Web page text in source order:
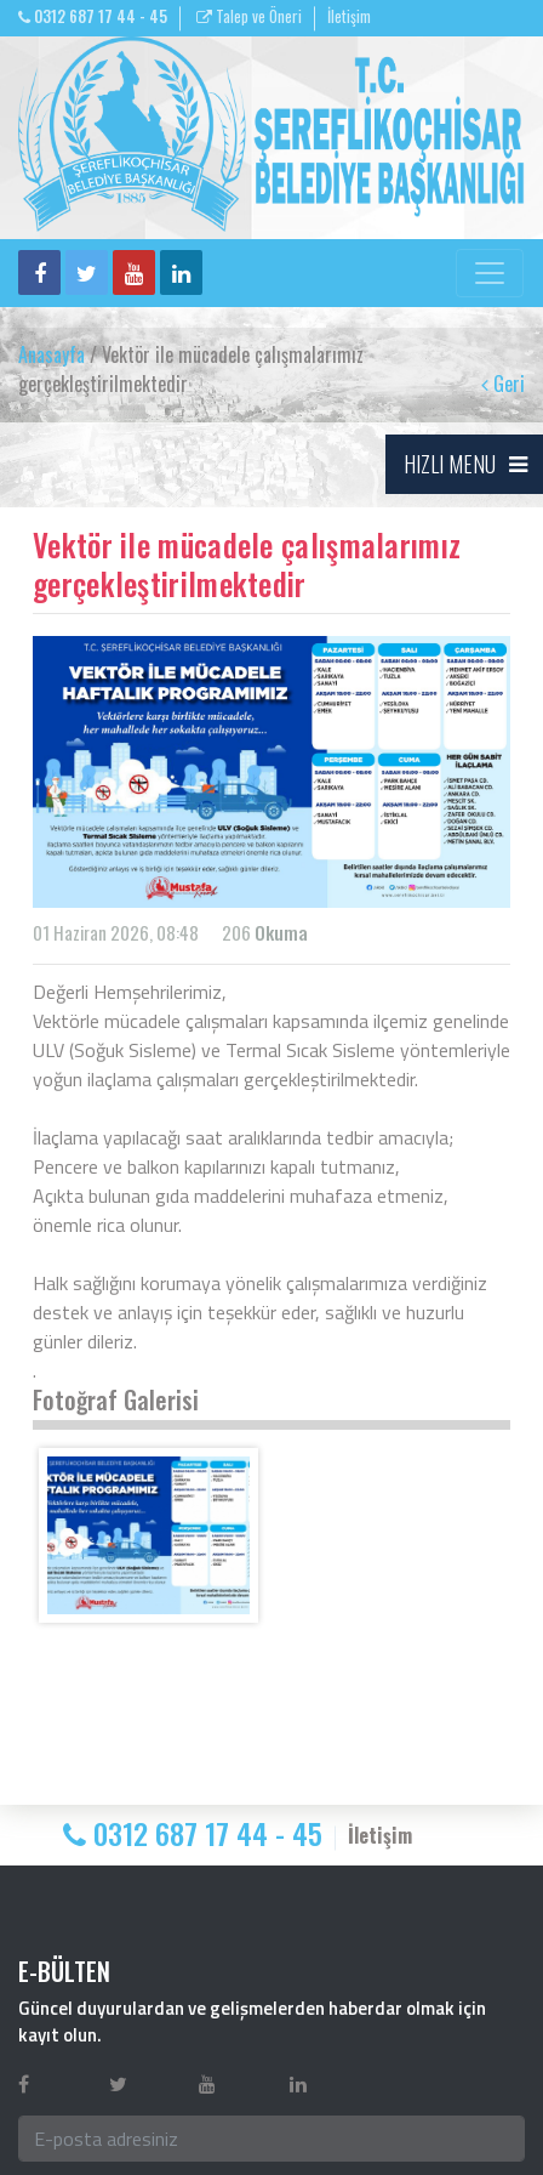
0312 687 17 44 - 45 Talep ve Öneri İletişim
Anasayfa/ Vektör ile mücadele çalışmalarımız
gerçekleştirilmektedir
Geri
HIZLI MENU
Vektör ile mücadele çalışmalarımız
gerçekleştirilmektedir
01 Haziran 2026, 08:48 206 Okuma
Değerli Hemşehrilerimiz,
Vektörle mücadele çalışmaları kapsamında ilçemiz genelinde
ULV (Soğuk Sisleme) ve Termal Sıcak Sisleme yöntemleriyle
yoğun ilaçlama çalışmaları gerçekleştirilmektedir.
İlaçlama yapılacağı saat aralıklarında tedbir amacıyla;
Pencere ve balkon kapılarınızı kapalı tutmanız,
Açıkta bulunan gıda maddelerini muhafaza etmeniz,
önemle rica olunur.
Halk sağlığını korumaya yönelik çalışmalarımıza verdiğiniz
destek ve anlayış için teşekkür eder, sağlıklı ve huzurlu
günler dileriz.
.
Fotoğraf Galerisi
0312 687 17 44 - 45 İletişim
E-BÜLTEN
Güncel duyurulardan ve gelişmelerden haberdar olmak için
kayıt olun.